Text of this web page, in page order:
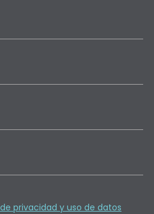
privacidad y uso de datos